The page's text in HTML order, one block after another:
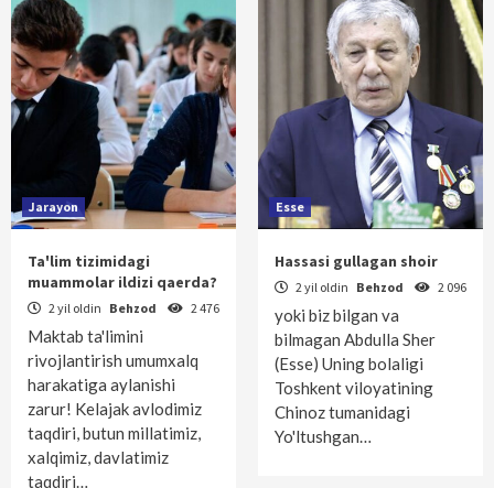
Jarayon
Ta'lim tizimidagi
muammolar ildizi qaerda?
2 yil oldin Behzod 2 476
Maktab ta'limini
rivojlantirish umumxalq
harakatiga aylanishi
zarur! Kelajak avlodimiz
taqdiri, butun millatimiz,
xalqimiz, davlatimiz
taqdiri…
Esse
Hassasi gullagan shoir
2 yil oldin Behzod 2 096
yoki biz bilgan va
bilmagan Abdulla Sher
(Esse) Uning bolaligi
Toshkent viloyatining
Chinoz tumanidagi
Yo'ltushgan…